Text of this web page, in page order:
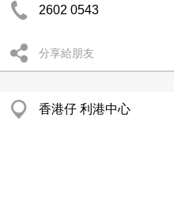
2602 0543
分享給朋友
香港仔 利港中心